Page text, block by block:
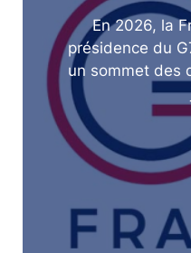
En 2026, la
présidence du
un sommet des